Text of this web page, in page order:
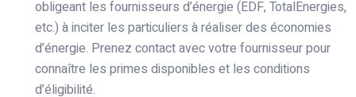
obligeant les fournisseurs d’énergie (EDF, TotalEnergies,
etc.) à inciter les particuliers à réaliser des économies
d’énergie. Prenez contact avec votre fournisseur pour
connaître les primes disponibles et les conditions
d’éligibilité.